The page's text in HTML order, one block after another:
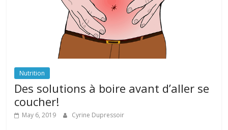
Nutrition
Des solutions à boire avant d’aller se
coucher!
May 6, 2019 Cyrine Dupressoir